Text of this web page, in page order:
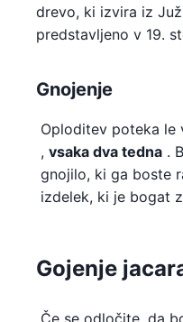
drevo, ki izvira iz
predstavljeno v 19.
Gnojenje
Oploditev poteka le
, vsaka dva tedna .
gnojilo, ki ga boste
izdelek, ki je bogat
Gojenje